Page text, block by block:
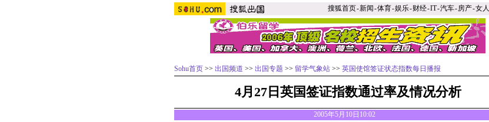
搜狐首页-新闻-体育-娱乐-财经-IT-汽车-房产-女人
Sohu首页 >> 出国频道 >> 出国专题 >> 留学气象站 >> 英国使馆签证状态指数每日播报
4月27日英国签证指数通过率及情况分析
2005年5月10日10:02